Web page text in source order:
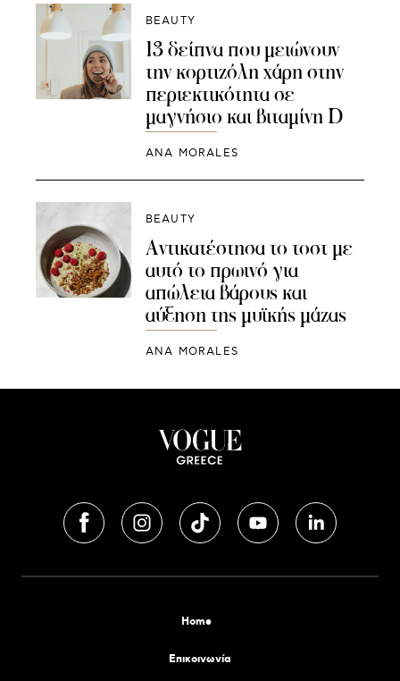
BEAUTY
13 δείπνα που μειώνουν
την κορτιζόλη χάρη στην
περιεκτικότητα σε
μαγνήσιο και βιταμίνη D
ANA MORALES
BEAUTY
Αντικατέστησα το τοστ με
αυτό το πρωινό για
απώλεια βάρους και
αύξηση της μυϊκής μάζας
ANA MORALES
Home
Επικοινωνία